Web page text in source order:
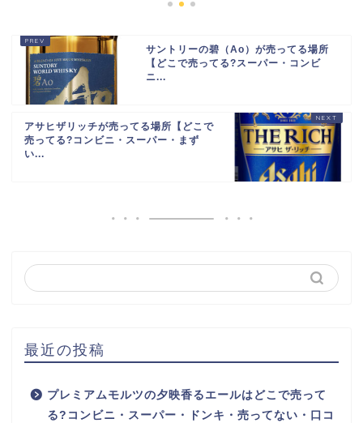
サントリーの碧（Ao）が売ってる場所
【どこで売ってる?スーパー・コンビ
ニ...
アサヒザリッチが売ってる場所【どこで
売ってる?コンビニ・スーパー・まず
い...
最近の投稿
プレミアムモルツの夕映香るエールはどこで売って
る?コンビニ・スーパー・ドンキ・売ってない・口コ